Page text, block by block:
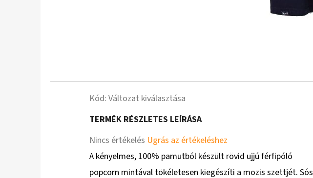
Kód: Változat kiválasztása
TERMÉK RÉSZLETES LEÍRÁSA
A
termék
átlagos
Nincs értékelés Ugrás az értékeléshez
A kényelmes, 100% pamutból készült rövid ujjú férfipóló
popcorn mintával tökéletesen kiegészíti a mozis szettjét. Sós